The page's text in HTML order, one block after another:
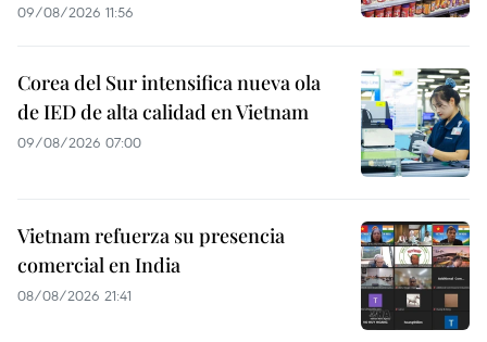
09/08/2026 11:56
Corea del Sur intensifica nueva ola
de IED de alta calidad en Vietnam
09/08/2026 07:00
Vietnam refuerza su presencia
comercial en India
08/08/2026 21:41